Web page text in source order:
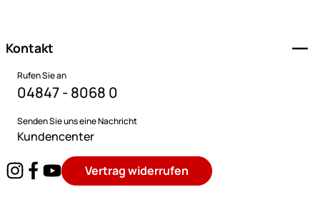
Kontakt
Rufen Sie an
04847 - 8068 0
Senden Sie uns eine Nachricht
Kundencenter
Vertrag widerrufen